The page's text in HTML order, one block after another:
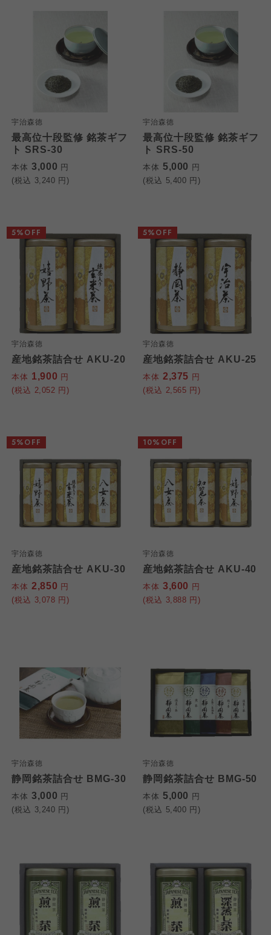
宇治森徳
最高位十段監修 銘茶ギフ
ト SRS-30
本体 3,000 円
(税込 3,240 円)
宇治森徳
最高位十段監修 銘茶ギフ
ト SRS-50
本体 5,000 円
(税込 5,400 円)
宇治森徳
産地銘茶詰合せ AKU-20
本体 1,900 円
(税込 2,052 円)
5%OFF
宇治森徳
産地銘茶詰合せ AKU-25
本体 2,375 円
(税込 2,565 円)
5%OFF
宇治森徳
産地銘茶詰合せ AKU-30
本体 2,850 円
(税込 3,078 円)
5%OFF
宇治森徳
産地銘茶詰合せ AKU-40
本体 3,600 円
(税込 3,888 円)
10%OFF
宇治森徳
静岡銘茶詰合せ BMG-30
本体 3,000 円
(税込 3,240 円)
宇治森徳
静岡銘茶詰合せ BMG-50
本体 5,000 円
(税込 5,400 円)